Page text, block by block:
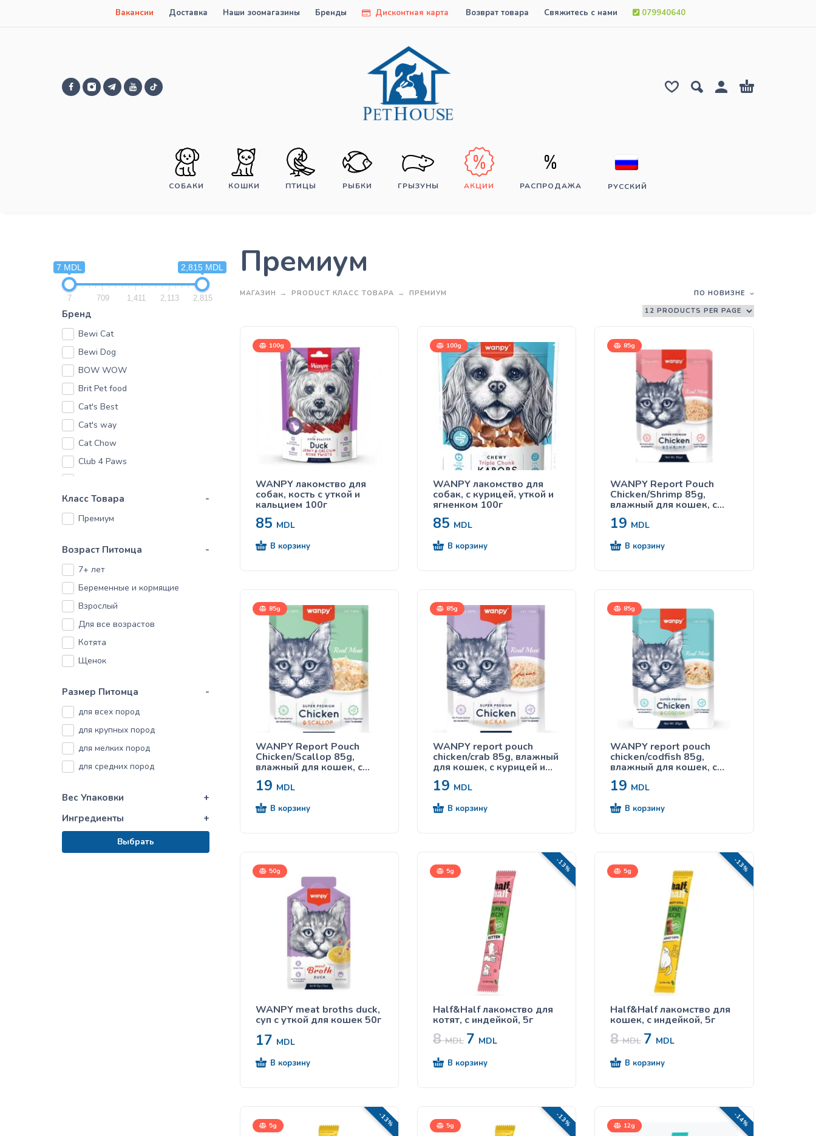
Вакансии Доставка Наши зоомагазины Бренды Дисконтная карта Возврат товара Свяжитесь с нами 079940640
СОБАКИ КОШКИ ПТИЦЫ РЫБКИ ГРЫЗУНЫ АКЦИИ РАСПРОДАЖА РУССКИЙ
7 MDL 2,815 MDL
7 709 1,411 2,113 2,815
Бренд
Bewi Cat
Bewi Dog
BOW WOW
Brit Pet food
Cat's Best
Cat's way
Cat Chow
Club 4 Paws
Dolina Noteci
Felix
Gemon
Gosbi
Gourmet
Half&Half
Inaba
La Murr
MITO
RAFI
Royal Canin
Simba
Vitapol
Wanpy
Класс Товара -
Премиум
Возраст Питомца -
7+ лет
Беременные и кормящие
Взрослый
Для все возрастов
Котята
Щенок
Размер Питомца -
для всех пород
для крупных пород
для мелких пород
для средних пород
Вес Упаковки
+
Ингредиенты
+
Выбрать
Премиум
МАГАЗИН PRODUCT КЛАСС ТОВАРА ПРЕМИУМ ПО НОВИЗНЕ
100g
WANPY лакомство для
собак, кость с уткой и
кальцием 100г
85 MDL
В корзину
100g
WANPY лакомство для
собак, с курицей, уткой и
ягненком 100г
85 MDL
В корзину
85g
WANPY Report Pouch
Chicken/Shrimp 85g,
влажный для кошек, с
курицей и креветками
19 MDL
В корзину
85g
WANPY Report Pouch
Chicken/Scallop 85g,
влажный для кошек, с
курицей и гребешком
19 MDL
В корзину
85g
WANPY report pouch
chicken/crab 85g, влажный
для кошек, с курицей и
крабом
19 MDL
В корзину
85g
WANPY report pouch
chicken/codfish 85g,
влажный для кошек, с
курицей и треской
19 MDL
В корзину
50g
WANPY meat broths duck,
суп с уткой для кошек 50г
17 MDL
В корзину
5g -13%
Half&Half лакомство для
котят, с индейкой, 5г
8MDL 7 MDL
В корзину
5g -13%
Half&Half лакомство для
кошек, с индейкой, 5г
8MDL 7 MDL
В корзину
5g -13% 5g -13% 12g -14%